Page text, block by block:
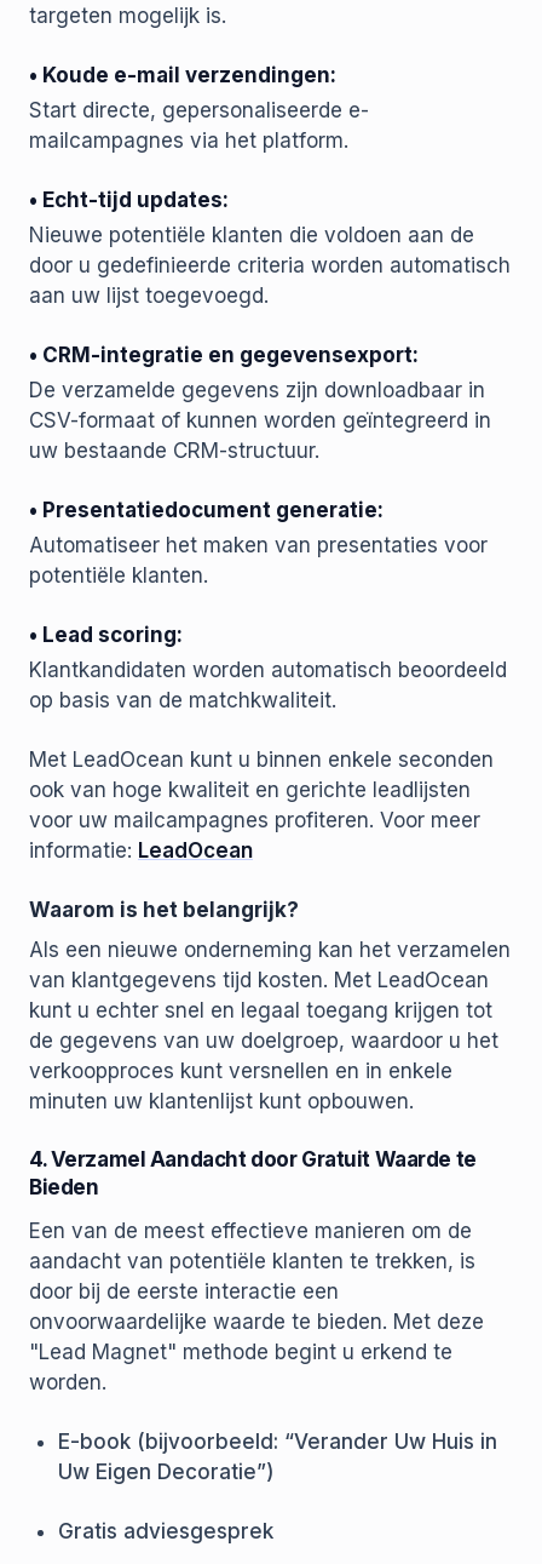
targeten mogelijk is.
• Koude e-mail verzendingen:
Start directe, gepersonaliseerde e-
mailcampagnes via het platform.
• Echt-tijd updates:
Nieuwe potentiële klanten die voldoen aan de
door u gedefinieerde criteria worden automatisch
aan uw lijst toegevoegd.
• CRM-integratie en gegevensexport:
De verzamelde gegevens zijn downloadbaar in
CSV-formaat of kunnen worden geïntegreerd in
uw bestaande CRM-structuur.
• Presentatiedocument generatie:
Automatiseer het maken van presentaties voor
potentiële klanten.
• Lead scoring:
Klantkandidaten worden automatisch beoordeeld
op basis van de matchkwaliteit.
Met LeadOcean kunt u binnen enkele seconden
ook van hoge kwaliteit en gerichte leadlijsten
voor uw mailcampagnes profiteren. Voor meer
informatie: LeadOcean
Waarom is het belangrijk?
Als een nieuwe onderneming kan het verzamelen
van klantgegevens tijd kosten. Met LeadOcean
kunt u echter snel en legaal toegang krijgen tot
de gegevens van uw doelgroep, waardoor u het
verkoopproces kunt versnellen en in enkele
minuten uw klantenlijst kunt opbouwen.
4. Verzamel Aandacht door Gratuit Waarde te
Bieden
Een van de meest effectieve manieren om de
aandacht van potentiële klanten te trekken, is
door bij de eerste interactie een
onvoorwaardelijke waarde te bieden. Met deze
"Lead Magnet" methode begint u erkend te
worden.
E-book (bijvoorbeeld: “Verander Uw Huis in
Uw Eigen Decoratie”)
Gratis adviesgesprek